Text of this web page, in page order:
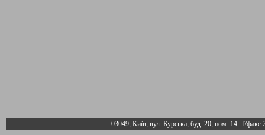
03049, Київ, вул. Курська, буд. 20, пом. 14. Т/